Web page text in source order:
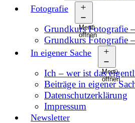
Fotografie
Menü
öffnen
Grundkurs Fotografie
Grundkurs Fotografie
In eigener Sache
Menü
öffnen
Ich – wer ist das
Beiträge in eigener
Datenschutzerklärung
Impressum
Newsletter